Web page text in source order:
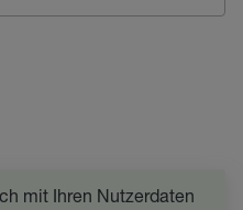
mit Ihren Nutzerdaten